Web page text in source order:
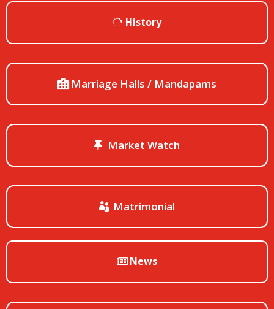
History
Marriage Halls / Mandapams
Market Watch
Matrimonial
News